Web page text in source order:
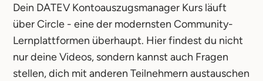
Dein DATEV Kontoauszugsmanager Kurs läuft
über Circle - eine der modernsten Community-
Lernplattformen überhaupt. Hier findest du nicht
nur deine Videos, sondern kannst auch Fragen
stellen, dich mit anderen Teilnehmern austauschen